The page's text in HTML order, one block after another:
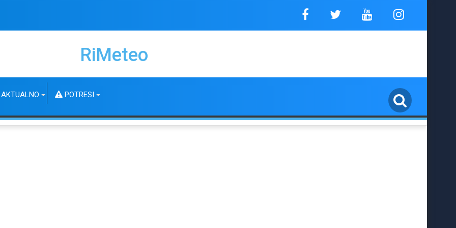
RiMeteo
AKTUALNO POTRESI